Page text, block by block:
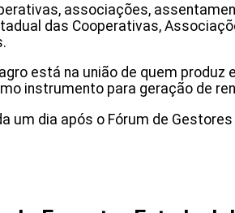
associações,
das Cooperativas,
está na união de quem
instrumento para geração de
um dia após o Fórum de